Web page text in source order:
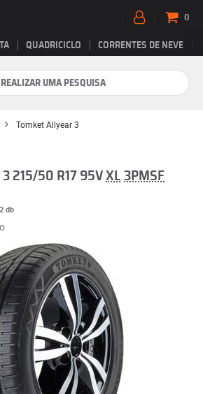
QUADRICICLO CORRENTES DE NEVE
0
REALIZAR UMA PESQUISA
Tomket Allyear 3
3 215/50 R17 95V XL 3PMSF
db